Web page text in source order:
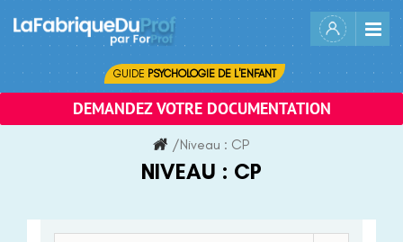
content
GUIDE PSYCHOLOGIE DE L'ENFANT
DEMANDEZ VOTRE DOCUMENTATION
/Niveau : CP
NIVEAU : CP